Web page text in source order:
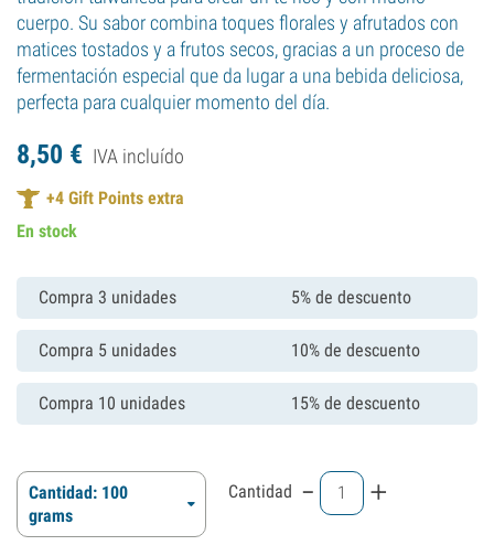
cuerpo. Su sabor combina toques florales y afrutados con
matices tostados y a frutos secos, gracias a un proceso de
fermentación especial que da lugar a una bebida deliciosa,
perfecta para cualquier momento del día.
8,50 € IVA incluído
+4 Gift Points extra
En stock
Compra 3 unidades 5% de descuento
Compra 5 unidades 10% de descuento
Compra 10 unidades 15% de descuento
Cantidad: 100
grams
Cantidad - +